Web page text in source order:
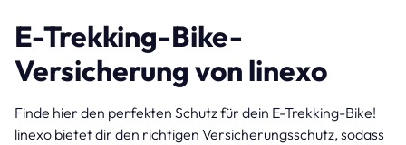
E-Trekking-Bike-
Versicherung von linexo
Finde hier den perfekten Schutz für dein E-Trekking-Bike!
linexo bietet dir den richtigen Versicherungsschutz, sodass